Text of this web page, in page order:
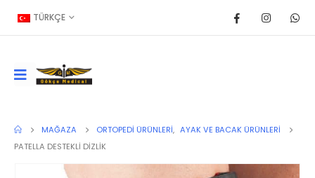
TÜRKÇE
MAĞAZA ORTOPEDI ÜRÜNLERI, AYAK VE BACAK ÜRÜNLERI
PATELLA DESTEKLİ DİZLİK